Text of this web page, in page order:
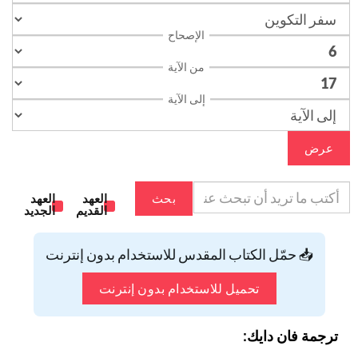
الإصحاح
من الآية
إلى الآية
عرض
بحث
العهد
القديم
العهد
الجديد
📥 حمّل الكتاب المقدس للاستخدام بدون إنترنت
تحميل للاستخدام بدون إنترنت
ترجمة فان دايك: